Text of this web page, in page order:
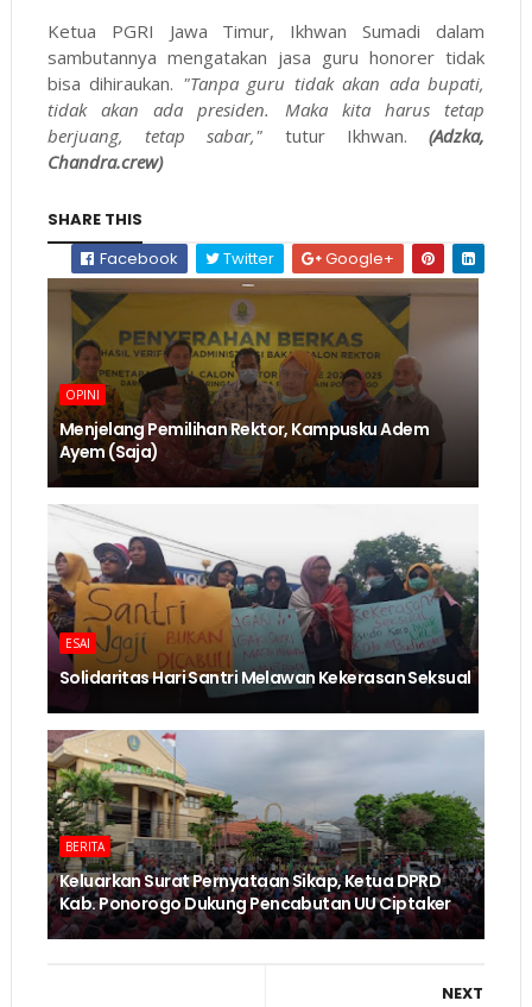
Ketua PGRI Jawa Timur, Ikhwan Sumadi dalam
sambutannya mengatakan jasa guru honorer tidak
bisa dihiraukan. "Tanpa guru tidak akan ada bupati,
tidak akan ada presiden. Maka kita harus tetap
berjuang, tetap sabar," tutur Ikhwan.(Adzka,
Chandra.crew)
SHARE THIS
Facebook
Twitter Google+
OPINI
Menjelang Pemilihan Rektor, Kampusku Adem
Ayem (Saja)
ESAI
Solidaritas Hari Santri Melawan Kekerasan Seksual
BERITA
Keluarkan Surat Pernyataan Sikap, Ketua DPRD
Kab. Ponorogo Dukung Pencabutan UU Ciptaker
NEXT